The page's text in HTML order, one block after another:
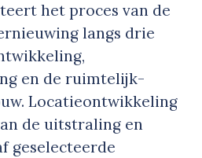
het proces van de
langs drie
en de ruimtelijk-
Locatieontwikkeling
de uitstraling en
geselecteerde